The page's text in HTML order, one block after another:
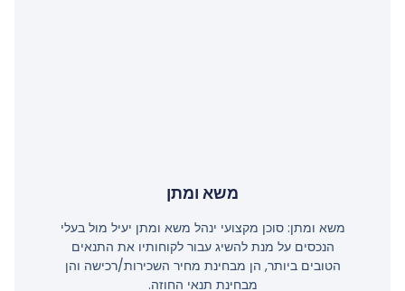
משא ומתן
משא ומתן: סוכן מקצועי ינהל משא ומתן יעיל מול בעלי
הנכסים על מנת להשיג עבור לקוחותיו את התנאים
הטובים ביותר, הן מבחינת מחיר השכירות/רכישה והן
מבחינת תנאי החוזה.